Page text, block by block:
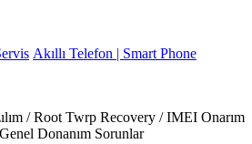
Akıllı Telefon | Smart Phone
/ Root Twrp Recovery / IMEI Onarım
Donanım Sorunlar